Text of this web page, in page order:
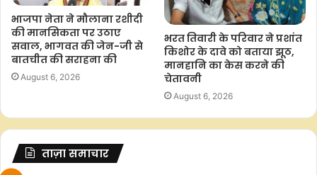
भाजपा नेता ने मौलाना रशीदी
की मानसिकता पर उठाए
सवाल, भागवत की जेन-जी से
बातचीत की सराहना की
August 6, 2026
भरत तिवारी के परिवार ने प्रशांत
किशोर के दावे को बताया झूठ,
मानहानि का केस करने की
चेतावनी
August 6, 2026
ताज़ा समाचार